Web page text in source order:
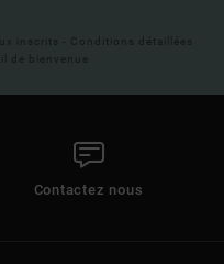
inscrits - Conditions détaillées
de bienvenue
Contactez nous